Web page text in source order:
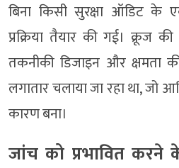
बिना किसी सुरक्षा ऑडिट
प्रक्रिया तैयार की गई। क्रूज
तकनीकी डिजाइन और क्षमता
लगातार चलाया जा रहा था, जो
कारण बना।
जांच को प्रभावित